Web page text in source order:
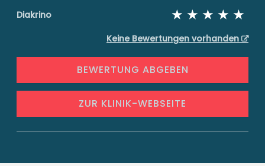
Diakrino
Keine Bewertungen vorhanden
BEWERTUNG ABGEBEN
ZUR KLINIK-WEBSEITE